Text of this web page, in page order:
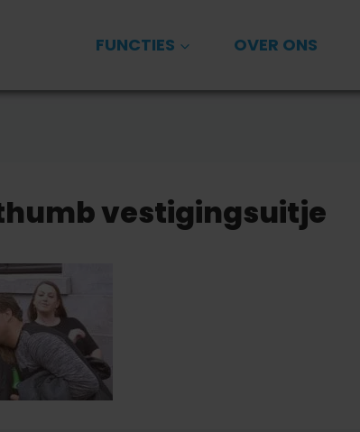
FUNCTIES OVER ONS
vestigingsuitje